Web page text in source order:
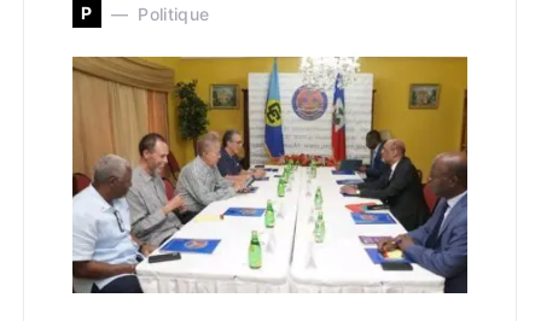
P Politique